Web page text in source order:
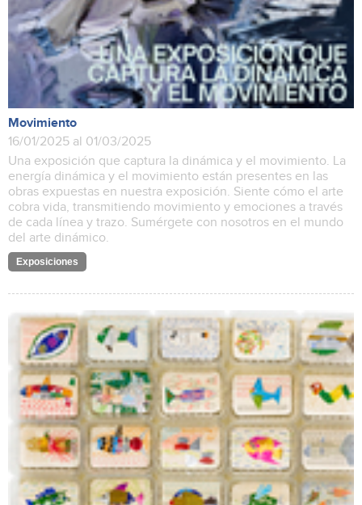
Movimiento
16/01/2025 al 01/03/2025
Una exposición que captura la dinámica y el movimiento. La
energía dinámica y el movimiento están presentes en las
obras expuestas en nuestra exposición. Siente cómo el arte
cobra vida, transmitiendo movimiento y emociones a través
de cada línea y trazo. Sumérgete con nosotros en el mundo
del arte dinámico.
Exposiciones